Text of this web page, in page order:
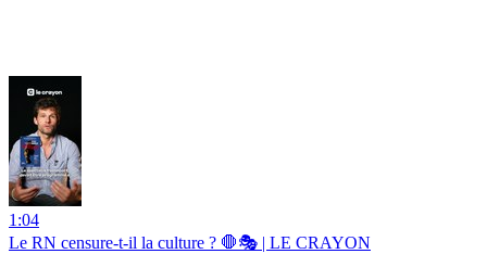
1:04
Le RN censure-t-il la culture ? 🛑🎭 | LE CRAYON